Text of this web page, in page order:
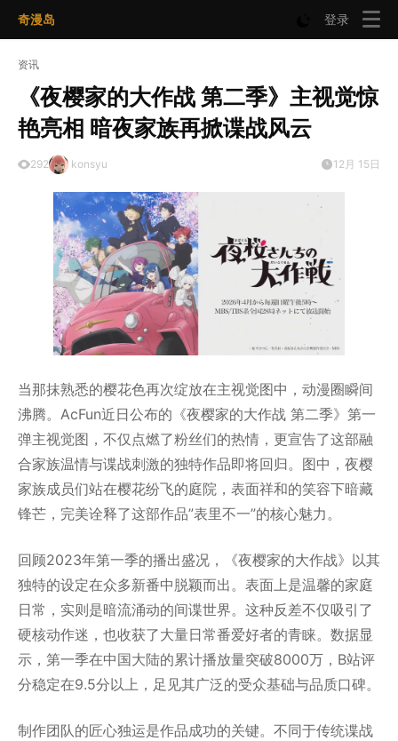
奇漫岛 登录
资讯
《夜樱家的大作战 第二季》主视觉惊
艳亮相 暗夜家族再掀谍战风云
292 konsyu 12月 15日
当那抹熟悉的樱花色再次绽放在主视觉图中，动漫圈瞬间
沸腾。AcFun近日公布的《夜樱家的大作战 第二季》第一
弹主视觉图，不仅点燃了粉丝们的热情，更宣告了这部融
合家族温情与谍战刺激的独特作品即将回归。图中，夜樱
家族成员们站在樱花纷飞的庭院，表面祥和的笑容下暗藏
锋芒，完美诠释了这部作品”表里不一”的核心魅力。
回顾2023年第一季的播出盛况，《夜樱家的大作战》以其
独特的设定在众多新番中脱颖而出。表面上是温馨的家庭
日常，实则是暗流涌动的间谍世界。这种反差不仅吸引了
硬核动作迷，也收获了大量日常番爱好者的青睐。数据显
示，第一季在中国大陆的累计播放量突破8000万，B站评
分稳定在9.5分以上，足见其广泛的受众基础与品质口碑。
制作团队的匠心独运是作品成功的关键。不同于传统谍战